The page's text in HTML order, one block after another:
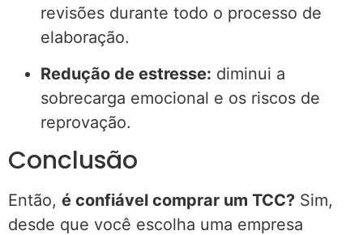
revisões durante todo o processo de
elaboração.
Redução de estresse: diminui a
sobrecarga emocional e os riscos de
reprovação.
Conclusão
Então, é confiável comprar um TCC? Sim,
desde que você escolha uma empresa